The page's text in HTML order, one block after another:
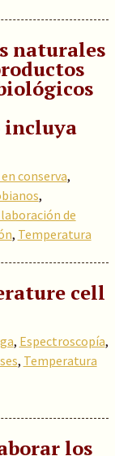
naturales
incluya
conserva,
,
de
, Temperatura
cell
, Espectroscopía,
, Temperatura
los